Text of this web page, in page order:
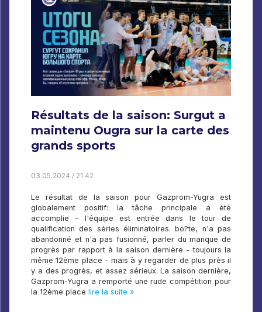
Résultats de la saison: Surgut a
maintenu Ougra sur la carte des
grands sports
03.05.2024 / 21:42
Le résultat de la saison pour Gazprom-Yugra est
globalement positif: la tâche principale a été
accomplie - l'équipe est entrée dans le tour de
qualification des séries éliminatoires. bo?te, n'a pas
abandonné et n'a pas fusionné, parler du manque de
progrès par rapport à la saison dernière - toujours la
même 12ème place - mais à y regarder de plus près il
y a des progrès, et assez sérieux. La saison dernière,
Gazprom-Yugra a remporté une rude compétition pour
la 12ème place lire la suite »